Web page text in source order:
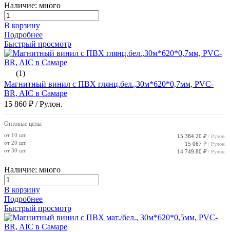
Наличие: много
В корзину
Подробнее
Быстрый просмотр
(1)
Магнитный винил с ПВХ глянц.бел.,30м*620*0,7мм, PVC-
BR, AIC в Самаре
15 860 ₽ / Рулон.
Оптовые цены
от 10 шт. 15 384.20 ₽ / Рулон.
от 20 шт. 15 067 ₽ / Рулон.
от 30 шт. 14 749.80 ₽ / Рулон.
Наличие: много
В корзину
Подробнее
Быстрый просмотр